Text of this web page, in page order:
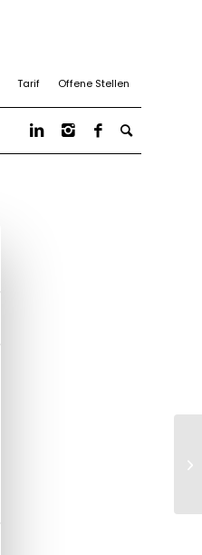
Tarif Offene Stellen